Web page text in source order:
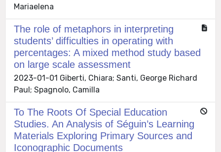
Mariaelena
The role of metaphors in interpreting
students’ difficulties in operating with
percentages: A mixed method study based
on large scale assessment
2023-01-01 Giberti, Chiara; Santi, George Richard
Paul; Spagnolo, Camilla
To The Roots Of Special Education
Studies. An Analysis of Séguin’s Learning
Materials Exploring Primary Sources and
Iconographic Documents